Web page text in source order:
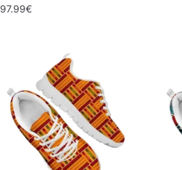
97.99€